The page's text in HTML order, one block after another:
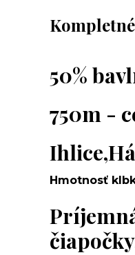
50%
750m -
Hmotnosť